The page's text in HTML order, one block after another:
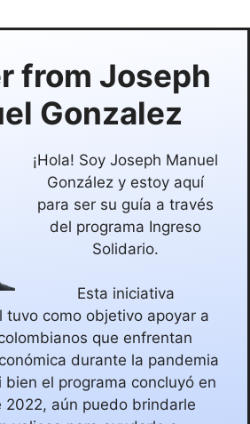
from Joseph
Gonzalez
¡Hola! Soy Joseph Manuel
González y estoy aquí
para ser su guía a través
del programa Ingreso
Solidario.
Esta iniciativa
tuvo como objetivo apoyar a
que enfrentan
durante la pandemia
bien el programa concluyó en
2022, aún puedo brindarle